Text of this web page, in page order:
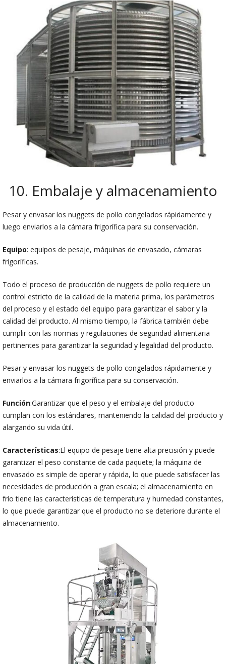
10. Embalaje y almacenamiento
Pesar y envasar los nuggets de pollo congelados rápidamente y
luego enviarlos a la cámara frigorífica para su conservación.
Equipo: equipos de pesaje, máquinas de envasado, cámaras
frigoríficas.
Todo el proceso de producción de nuggets de pollo requiere un
control estricto de la calidad de la materia prima, los parámetros
del proceso y el estado del equipo para garantizar el sabor y la
calidad del producto. Al mismo tiempo, la fábrica también debe
cumplir con las normas y regulaciones de seguridad alimentaria
pertinentes para garantizar la seguridad y legalidad del producto.
Pesar y envasar los nuggets de pollo congelados rápidamente y
enviarlos a la cámara frigorífica para su conservación.
Función:Garantizar que el peso y el embalaje del producto
cumplan con los estándares, manteniendo la calidad del producto y
alargando su vida útil.
Características:El equipo de pesaje tiene alta precisión y puede
garantizar el peso constante de cada paquete; la máquina de
envasado es simple de operar y rápida, lo que puede satisfacer las
necesidades de producción a gran escala; el almacenamiento en
frío tiene las características de temperatura y humedad constantes,
lo que puede garantizar que el producto no se deteriore durante el
almacenamiento.